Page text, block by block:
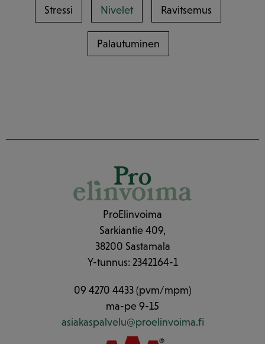
Stressi Nivelet Ravitsemus
Palautuminen
ProElinvoima
Sarkiantie 409,
38200 Sastamala
Y-tunnus: 2342164-1
09 4270 4433 (pvm/mpm)
ma-pe 9-15
asiakaspalvelu@proelinvoima.fi